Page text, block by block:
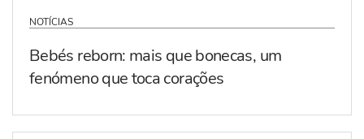
NOTÍCIAS
Bebés reborn: mais que bonecas, um
fenómeno que toca corações